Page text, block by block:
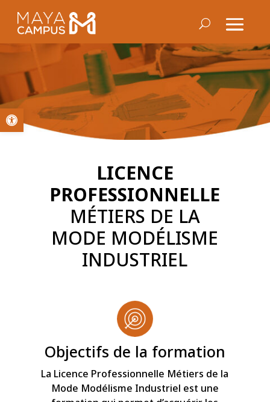
Ouvrir la barre d’outils
LICENCE
PROFESSIONNELLE
MÉTIERS DE LA
MODE MODÉLISME
INDUSTRIEL
Objectifs de la formation
La Licence Professionnelle Métiers de la
Mode Modélisme Industriel est une